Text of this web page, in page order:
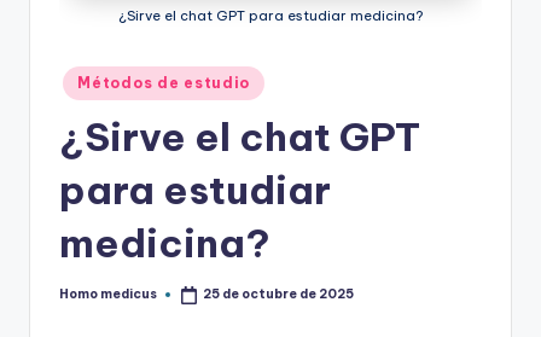
¿Sirve el chat GPT para estudiar medicina?
Publicado
en
Métodos de estudio
¿Sirve el chat GPT
para estudiar
medicina?
Publicado
Homo medicus 25 de octubre de 2025